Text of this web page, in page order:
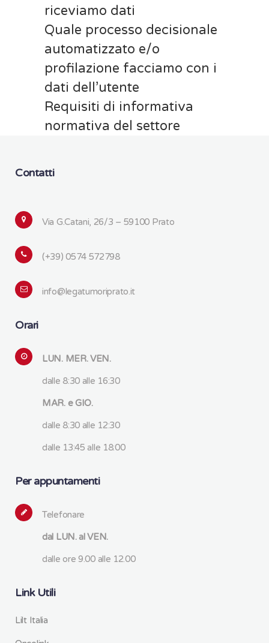
riceviamo dati
Quale processo decisionale
automatizzato e/o
profilazione facciamo con i
dati dell’utente
Requisiti di informativa
normativa del settore
Contatti
Via G.Catani, 26/3 – 59100 Prato
(+39) 0574 572798
info@legatumoriprato.it
Orari
LUN. MER. VEN.
dalle 8:30 alle 16:30
MAR. e GIO.
dalle 8:30 alle 12:30
dalle 13:45 alle 18:00
Per appuntamenti
Telefonare
dal LUN. al VEN.
dalle ore 9.00 alle 12.00
Link Utili
Lilt Italia